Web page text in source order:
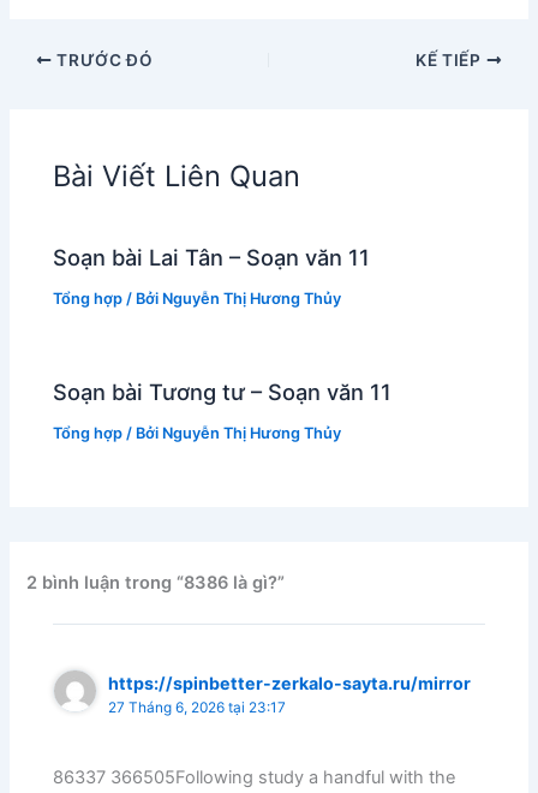
TRƯỚC ĐÓ KẾ TIẾP
Bài Viết Liên Quan
Soạn bài Lai Tân – Soạn văn 11
Tổng hợp / Bởi Nguyễn Thị Hương Thủy
Soạn bài Tương tư – Soạn văn 11
Tổng hợp / Bởi Nguyễn Thị Hương Thủy
2 bình luận trong “8386 là gì?”
https://spinbetter-zerkalo-sayta.ru/mirror
27 Tháng 6, 2026 tại 23:17
86337 366505Following study a handful with the